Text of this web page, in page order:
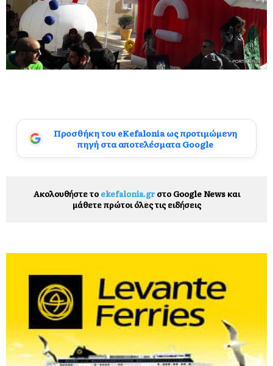
Προσθήκη του eKefalonia ως προτιμώμενη
πηγή στα αποτελέσματα Google
Ακολουθήστε το ekefalonia.grστο Google News και
μάθετε πρώτοι όλες τις ειδήσεις